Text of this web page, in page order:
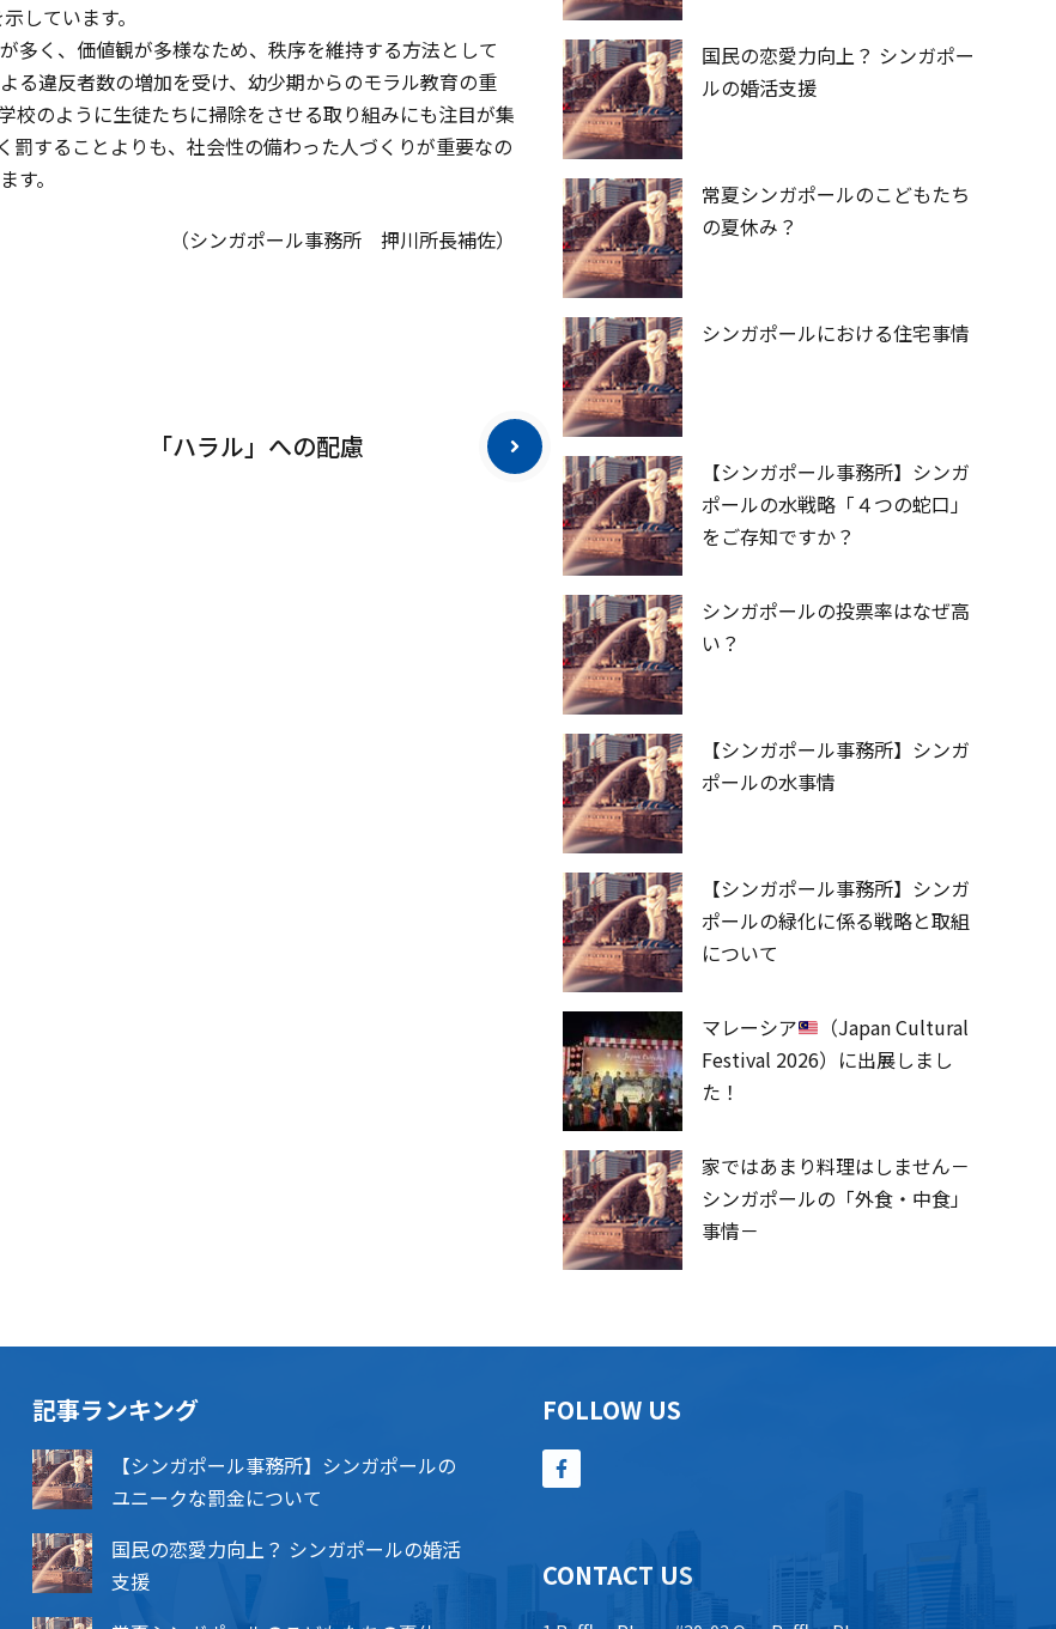
しています。
多く、価値観が多様なため、秩序を維持する方法として
る違反者数の増加を受け、幼少期からのモラル教育の重
校のように生徒たちに掃除をさせる取り組みにも注目が集
罰することよりも、社会性の備わった人づくりが重要なの
す。
（シンガポール事務所 押川所長補佐）
「ハラル」への配慮
国民の恋愛力向上？ シンガポー
ルの婚活支援
常夏シンガポールのこどもたち
の夏休み？
シンガポールにおける住宅事情
【シンガポール事務所】シンガ
ポールの水戦略「４つの蛇口」
をご存知ですか？
シンガポールの投票率はなぜ高
い？
【シンガポール事務所】シンガ
ポールの水事情
【シンガポール事務所】シンガ
ポールの緑化に係る戦略と取組
について
マレーシア
（Japan Cultural
Festival 2026）に出展しまし
た！
家ではあまり料理はしません－
シンガポールの「外食・中食」
事情－
記事ランキング
【シンガポール事務所】シンガポールの
ユニークな罰金について
国民の恋愛力向上？ シンガポールの婚活
支援
FOLLOW US
CONTACT US